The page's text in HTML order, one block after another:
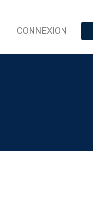
CONNEXION